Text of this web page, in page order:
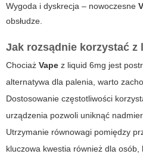
Wygoda i dyskrecja – nowoczesne
obsłudze.
Jak rozsądnie korzystać z
Chociaż Vape z liquid 6mg jest
alternatywa dla palenia, warto
Dostosowanie częstotliwości
urządzenia pozwoli uniknąć
Utrzymanie równowagi pomiędzy
kluczowa kwestia również dla osób,